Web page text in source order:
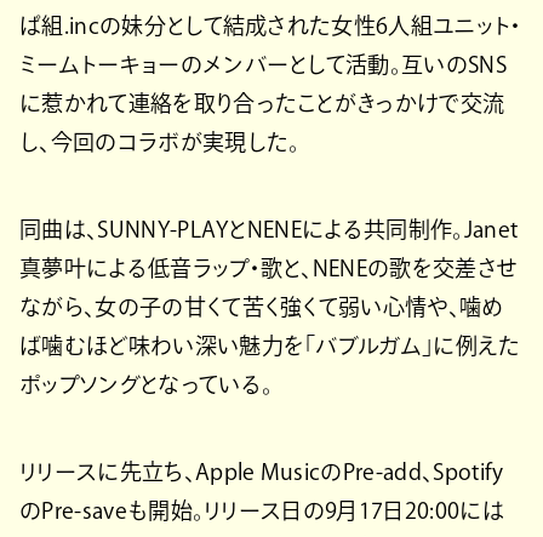
ぱ組.incの妹分として結成された女性6人組ユニット・
ミームトーキョーのメンバーとして活動。互いのSNS
に惹かれて連絡を取り合ったことがきっかけで交流
し、今回のコラボが実現した。
同曲は、SUNNY-PLAYとNENEによる共同制作。Janet
真夢叶による低音ラップ・歌と、NENEの歌を交差させ
ながら、女の子の甘くて苦く強くて弱い心情や、噛め
ば噛むほど味わい深い魅力を「バブルガム」に例えた
ポップソングとなっている。
リリースに先立ち、Apple MusicのPre-add、Spotify
のPre-saveも開始。リリース日の9月17日20:00には